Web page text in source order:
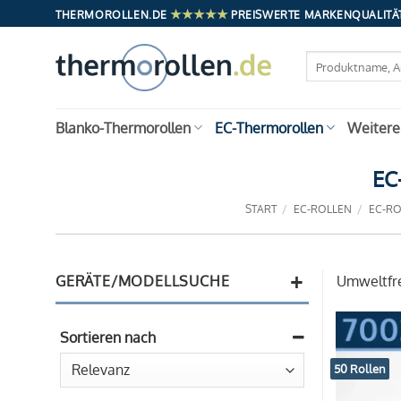
Inhalt
THERMOROLLEN.DE ★★★★★ PREISWERTE
nach:
Blanko-Thermorollen EC-Thermorollen
START / EC-ROLLEN / EC-
GERÄTE/MODELLSUCHE +
Sortieren nach
Sort Products 50 Rollen